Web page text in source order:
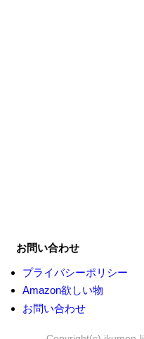
お問い合わせ
プライバシーポリシー
Amazon欲しい物
お問い合わせ